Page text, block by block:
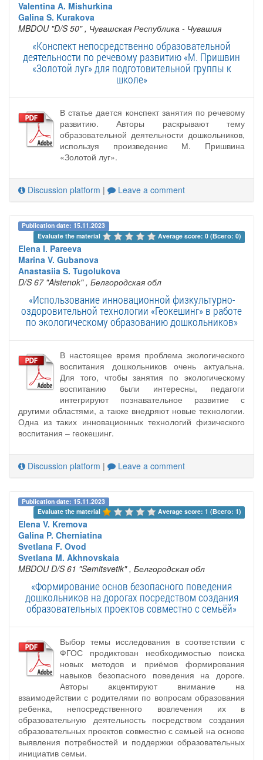
Valentina A. Mishurkina
Galina S. Kurakova
MBDOU "D/S 50" , Чувашская Республика - Чувашия
«Конспект непосредственно образовательной
деятельности по речевому развитию «М. Пришвин
«Золотой луг» для подготовительной группы к
школе»
В статье дается конспект занятия по речевому
развитию. Авторы раскрывают тему
образовательной деятельности дошкольников,
используя произведение М. Пришвина
«Золотой луг».
Discussion platform | Leave a comment
Publication date: 15.11.2023
Evaluate the material
Average score: 0 (Всего: 0)
Elena I. Pareeva
Marina V. Gubanova
Anastasiia S. Tugolukova
D/S 67 "Aistenok" , Белгородская обл
«Использование инновационной физкультурно-
оздоровительной технологии «Геокешинг» в работе
по экологическому образованию дошкольников»
В настоящее время проблема экологического
воспитания дошкольников очень актуальна.
Для того, чтобы занятия по экологическому
воспитанию были интересны, педагоги
интегрируют познавательное развитие с
другими областями, а также внедряют новые технологии.
Одна из таких инновационных технологий физического
воспитания – геокешинг.
Discussion platform | Leave a comment
Publication date: 15.11.2023
Evaluate the material
Average score: 1 (Всего: 1)
Elena V. Kremova
Galina P. Cherniatina
Svetlana F. Ovod
Svetlana M. Akhnovskaia
MBDOU D/S 61 "Semitsvetik" , Белгородская обл
«Формирование основ безопасного поведения
дошкольников на дорогах посредством создания
образовательных проектов совместно с семьёй»
Выбор темы исследования в соответствии с
ФГОС продиктован необходимостью поиска
новых методов и приёмов формирования
навыков безопасного поведения на дороге.
Авторы акцентируют внимание на
взаимодействии с родителями по вопросам образования
ребенка, непосредственного вовлечения их в
образовательную деятельность посредством создания
образовательных проектов совместно с семьей на основе
выявления потребностей и поддержки образовательных
инициатив семьи.